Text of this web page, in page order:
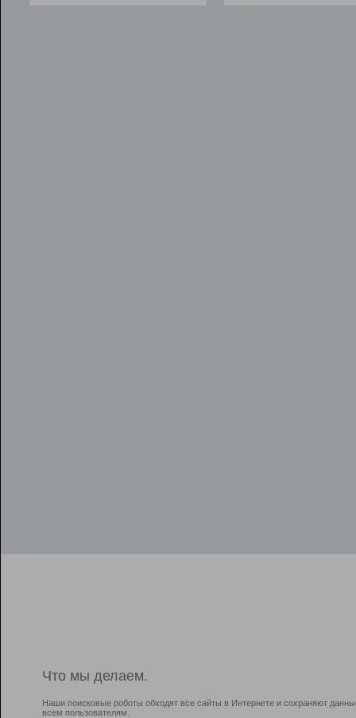
Что мы делаем.
Наши поисковые роботы обходят все сайты в Интернете и сохраняют
всем пользователям.